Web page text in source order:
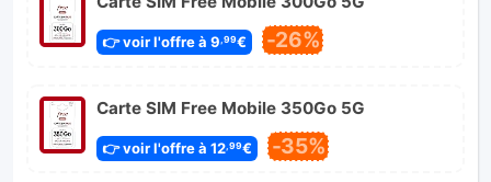
👉 voir l'offre à 9 ,99€ -26%
Carte SIM Free Mobile 350Go 5G
👉 voir l'offre à 12,99€ -35%